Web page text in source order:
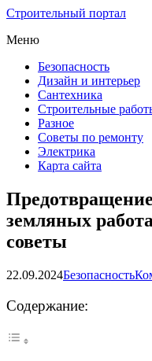
Строительный портал
Меню
Безопасность
Дизайн и интерьер
Сантехника
Строительные
Разное
Советы по ремонту
Электрика
Карта сайта
земляных
советы
22.09.2024Безопасность
Содержание: